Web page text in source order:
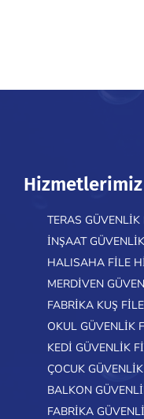
Hizmetlerimiz
TERAS
İNŞAAT
HALISAHA FILE
MERDIVEN
FABRIKA KUŞ
OKUL GÜVENLIK
KEDI GÜVENLIK
ÇOCUK
BALKON
FABRIKA